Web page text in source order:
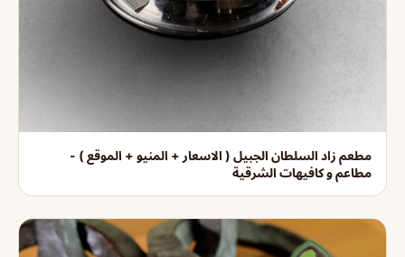
مطعم زاد السلطان الجبيل ( الاسعار + المنيو + الموقع ) -
مطاعم و كافيهات الشرقية